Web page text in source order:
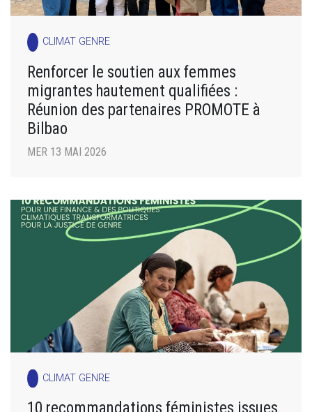
CLIMAT GENRE
Renforcer le soutien aux femmes
migrantes hautement qualifiées :
Réunion des partenaires PROMOTE à
Bilbao
MER 13 MAI 2026
CLIMAT GENRE
10 recommandations féministes issues